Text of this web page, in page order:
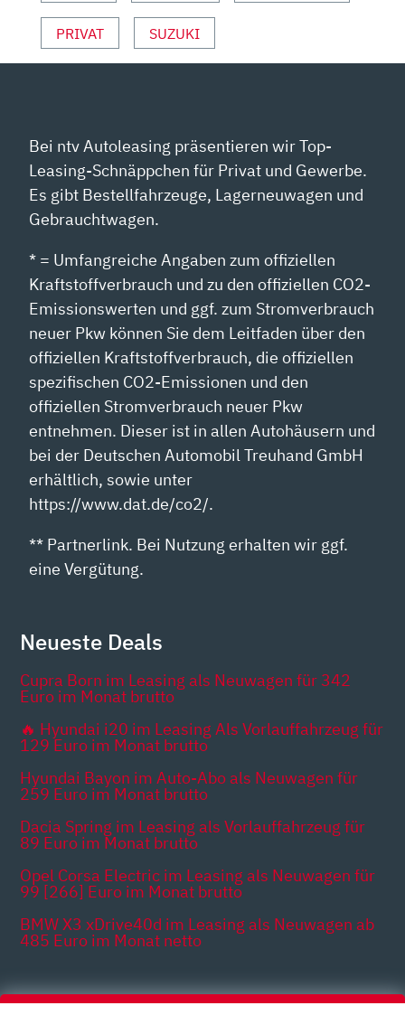
ANZEIGEN
PRIVAT SUZUKI
Bei ntv Autoleasing präsentieren wir Top-
Leasing-Schnäppchen für Privat und Gewerbe.
Es gibt Bestellfahrzeuge, Lagerneuwagen und
Gebrauchtwagen.
* = Umfangreiche Angaben zum offiziellen
Kraftstoffverbrauch und zu den offiziellen CO2-
Emissionswerten und ggf. zum Stromverbrauch
neuer Pkw können Sie dem Leitfaden über den
offiziellen Kraftstoffverbrauch, die offiziellen
spezifischen CO2-Emissionen und den
offiziellen Stromverbrauch neuer Pkw
entnehmen. Dieser ist in allen Autohäusern und
bei der Deutschen Automobil Treuhand GmbH
erhältlich, sowie unter
https://www.dat.de/co2/.
** Partnerlink. Bei Nutzung erhalten wir ggf.
eine Vergütung.
Neueste Deals
Cupra Born im Leasing als Neuwagen für 342
Euro im Monat brutto
🔥 Hyundai i20 im Leasing Als Vorlauffahrzeug für
129 Euro im Monat brutto
Hyundai Bayon im Auto-Abo als Neuwagen für
259 Euro im Monat brutto
Dacia Spring im Leasing als Vorlauffahrzeug für
89 Euro im Monat brutto
Opel Corsa Electric im Leasing als Neuwagen für
99 [266] Euro im Monat brutto
BMW X3 xDrive40d im Leasing als Neuwagen ab
485 Euro im Monat netto